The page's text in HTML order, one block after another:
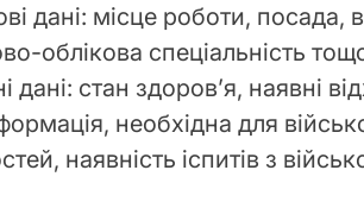
дані: місце роботи, посада,
облікова спеціальність
дані: стан здоров’я, наявні
необхідна для
наявність іспитів з